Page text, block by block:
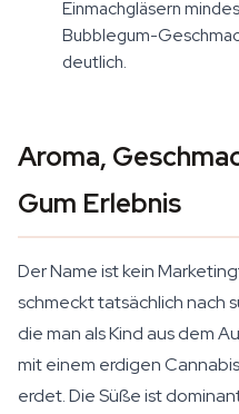
Einmachgläsern
Bubblegum-
deutlich.
Aroma,
Gum Erlebnis
Der Name ist kein
schmeckt tatsächlich nach
die man als Kind aus dem
mit einem erdigen
erdet. Die Süße ist